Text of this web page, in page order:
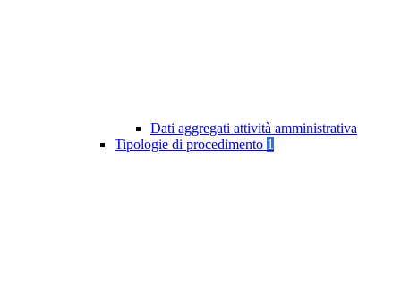
Dati aggregati attività amministrativa
Tipologie di procedimento 1